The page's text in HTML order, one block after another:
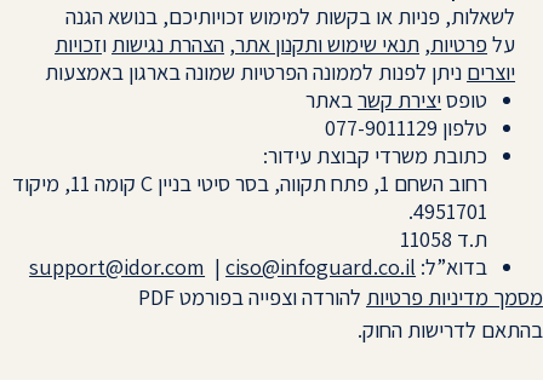
לשאלות, פניות או בקשות למימוש זכויותיכם, בנושא הגנה
עלפרטיות, תנאי שימוש ותקנון אתר, הצהרת נגישותוזכויות
יוצרים ניתן לפנות לממונה הפרטיות שמונה בארגון באמצעות
טופסיצירת קשרבאתר
טלפון 077-9011129
כתובת משרדי קבוצת עידור:
רחוב השחם 1, פתח תקווה, בסר סיטי בניין C קומה 11, מיקוד
4951701.
ת.ד 11058
בדוא”ל:
support@idor.com |ciso@infoguard.co.il
מסמך מדיניות פרטיות להורדה וצפייה בפורמט PDF
בהתאם לדרישות החוק.